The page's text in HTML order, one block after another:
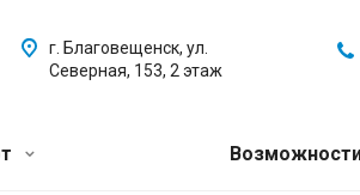
г. Благовещенск, ул.
Северная, 153, 2 этаж